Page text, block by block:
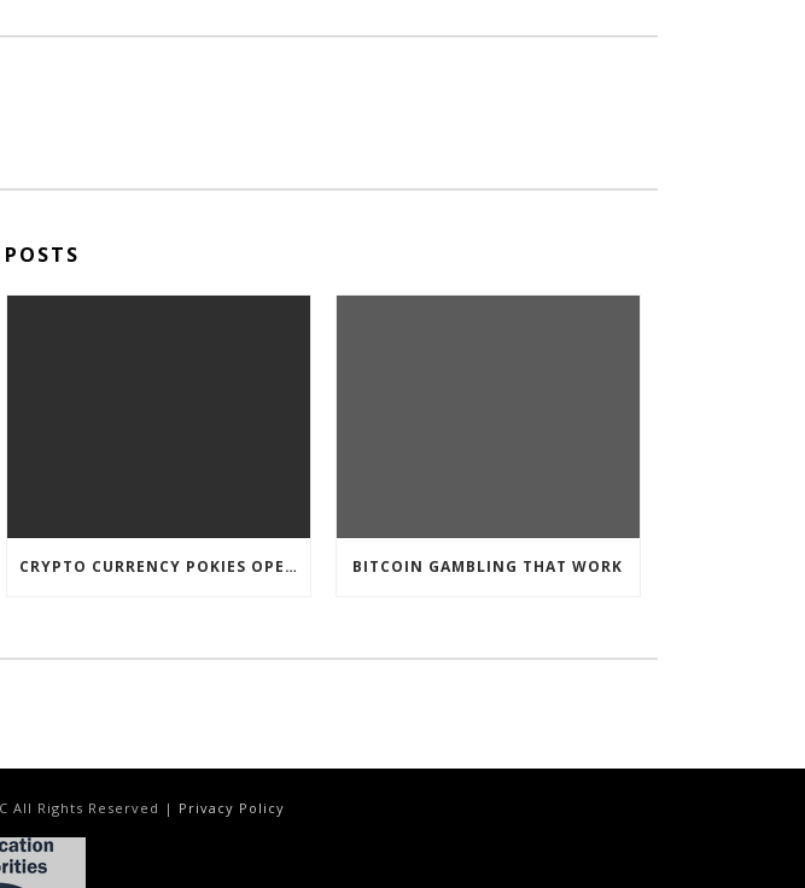
CRYPTO CURRENCY POKIES OPEN BITCOIN GAMBLING THAT WORK
All Rights Reserved | Privacy Policy